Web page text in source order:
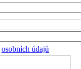
osobních údajů